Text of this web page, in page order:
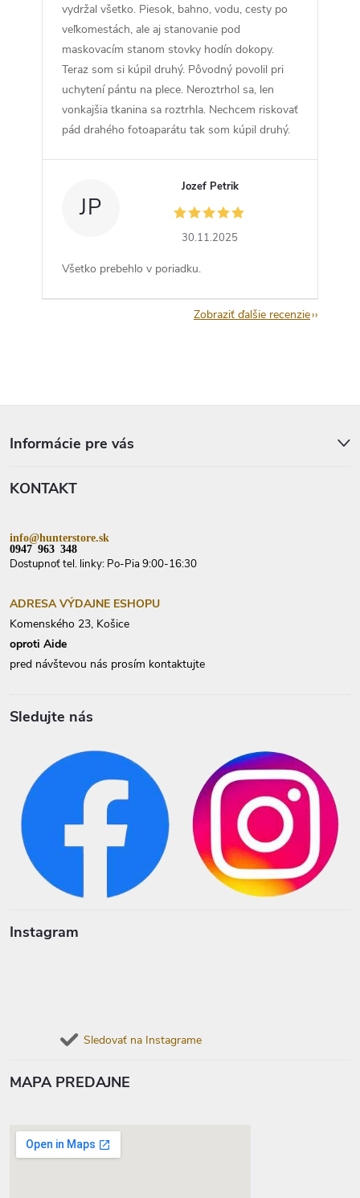
vydržal všetko. Piesok, bahno, vodu, cesty po
veľkomestách, ale aj stanovanie pod
maskovacím stanom stovky hodín dokopy.
Teraz som si kúpil druhý. Pôvodný povolil pri
uchytení pántu na plece. Neroztrhol sa, len
vonkajšia tkanina sa roztrhla. Nechcem riskovať
pád drahého fotoaparátu tak som kúpil druhý.
JP
Jozef Petrik
30.11.2025
Všetko prebehlo v poriadku.
Zobraziť ďalšie recenzie
Informácie pre vás
KONTAKT
info@hunterstore.sk
0947 963 348
Dostupnoť tel. linky: Po-Pia 9:00-16:30
ADRESA VÝDAJNE ESHOPU
Komenského 23, Košice
oproti Aide
pred návštevou nás prosím kontaktujte
Sledujte nás
Instagram
Sledovať na Instagrame
MAPA PREDAJNE